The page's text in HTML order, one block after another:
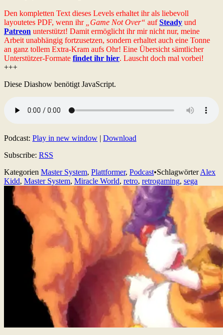
Den kompletten Text dieses Levels erhaltet ihr als liebevoll
layoutetes PDF, wenn ihr
„Game Not Over“ aufSteady und
Patreon unterstützt! Damit ermöglicht ihr mir nicht nur, meine
Arbeit unabhängig fortzusetzen, sondern erhaltet auch eine Tonne
an ganz tollem Extra-Kram aufs Ohr! Eine Übersicht sämtlicher
Unterstützer-Formate findet ihr hier. Lauscht doch mal vorbei!
+++
Diese Diashow benötigt JavaScript.
Podcast: Play in new window | Download
Subscribe: RSS
Kategorien Master System, Plattformer, Podcast•SchlagwörterAlex
Kidd, Master System, Miracle World, retro, retrogaming, sega